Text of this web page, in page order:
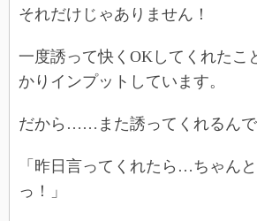
それだけじゃありません！
一度誘って快くOKしてくれたこ
かりインプットしています。
だから……また誘ってくれるんで
「昨日言ってくれたら…ちゃん
っ！」